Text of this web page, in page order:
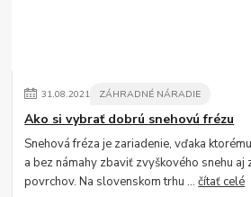
31.08.2021 ZÁHRADNÉ NÁRADIE
Ako si vybrať dobrú snehovú frézu
Snehová fréza je zariadenie, vďaka
a bez námahy zbaviť zvyškového snehu aj
povrchov. Na slovenskom trhu ...čítať celé